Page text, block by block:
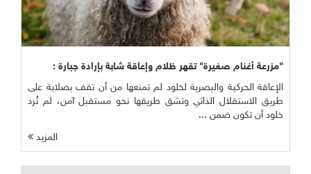
"مزرعة أغنام صغيرة" تقهر ظلام وإعاقة شابة بإرادة جبارة :
الإعاقة الحركية والبصرية لخلود لم تمنعها من أن تقف بصلابة على
طريق الاستقلال الذاتي وتشق طريقها نحو مستقبل آمن، لم تُرد
خلود أن تكون ضمن ...
المزيد